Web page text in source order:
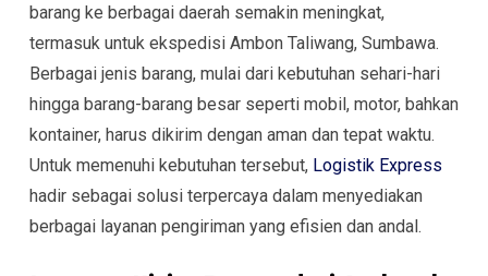
barang ke berbagai daerah semakin meningkat,
termasuk untuk ekspedisi Ambon Taliwang, Sumbawa.
Berbagai jenis barang, mulai dari kebutuhan sehari-hari
hingga barang-barang besar seperti mobil, motor, bahkan
kontainer, harus dikirim dengan aman dan tepat waktu.
Untuk memenuhi kebutuhan tersebut, Logistik Express
hadir sebagai solusi terpercaya dalam menyediakan
berbagai layanan pengiriman yang efisien dan andal.